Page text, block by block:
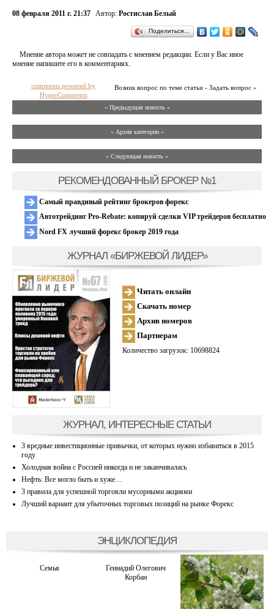
08 февраля 2011 г. 21:37 Автор: Ростислав Белый
Поделиться…
Мнение автора может не совпадать с мнением редакции. Если у Вас иное
мнение напишите его в комментариях.
Возник вопрос по теме статьи - Задать вопрос »
comments powered by
HyperComments
« Предыдущая новость «
» Архив категории «
» Следующая новость »
РЕКОМЕНДОВАННЫЙ БРОКЕР №1
Самый правдивый рейтинг брокеров форекс
Автотрейдинг Pro-Rebate: копируй сделки VIP трейдеров бесплатно
Nord FX лучший форекс брокер 2019 года
ЖУРНАЛ «БИРЖЕВОЙ ЛИДЕР»
Читать онлайн
Скачать номер
Архив номеров
Партнерам
Количество загрузок: 10698824
ЖУРНАЛ, ИНТЕРЕСНЫЕ СТАТЬИ
3 вредные инвестиционные привычки, от которых нужно избавиться в 2015
году
Холодная война с Россией никогда и не заканчивалась
Нефть: Все могло быть и хуже…
3 правила для успешной торговли мусорными акциями
Лучший вариант для убыточных торговых позиций на рынке Форекс
ЭНЦИКЛОПЕДИЯ
Семья
Геннадий Олегович
Корбан